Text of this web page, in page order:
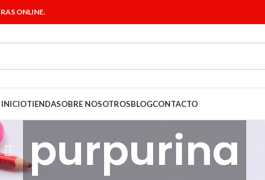
ONLINE.
INICIOTIENDASOBRE NOSOTROSBLOGCONTACTO
purpurina